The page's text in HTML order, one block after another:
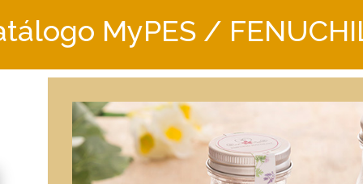
MyPES /